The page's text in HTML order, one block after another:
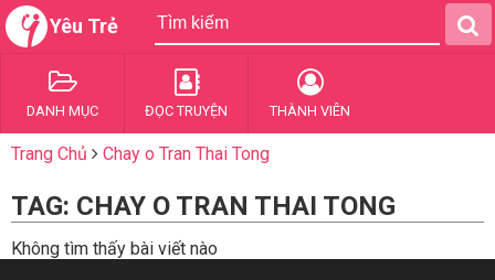
Yêu Trẻ
DANH MỤC ĐỌC TRUYỆN THÀNH VIÊN
Trang Chủ Chay o Tran Thai Tong
TAG: CHAY O TRAN THAI TONG
Không tìm thấy bài viết nào